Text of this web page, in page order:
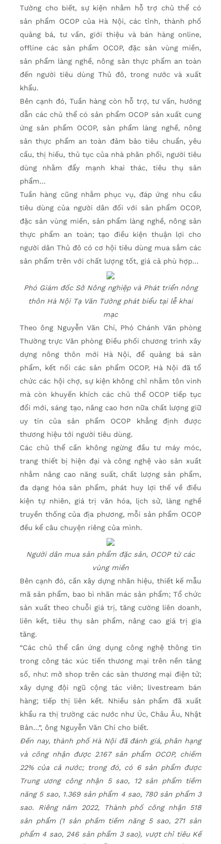
Tường cho biết, sự kiện nhằm hỗ trợ chủ thể có
sản phẩm OCOP của Hà Nội, các tỉnh, thành phố
quảng bá, tư vấn, giới thiệu và bán hàng online,
offline các sản phẩm OCOP, đặc sản vùng miền,
sản phẩm làng nghề, nông sản thực phẩm an toàn
đến người tiêu dùng Thủ đô, trong nước và xuất
khẩu.
Bên cạnh đó, Tuần hàng còn hỗ trợ, tư vấn, hướng
dẫn các chủ thể có sản phẩm OCOP sản xuất cung
ứng sản phẩm OCOP, sản phẩm làng nghề, nông
sản thực phẩm an toàn đảm bảo tiêu chuẩn, yêu
cầu, thị hiếu, thủ tục của nhà phân phối, người tiêu
dùng nhằm đẩy mạnh khai thác, tiêu thụ sản
phẩm…
Tuần hàng cũng nhằm phục vụ, đáp ứng nhu cầu
tiêu dùng của người dân đối với sản phẩm OCOP,
đặc sản vùng miền, sản phẩm làng nghề, nông sản
thực phẩm an toàn; tạo điều kiện thuận lợi cho
người dân Thủ đô có cơ hội tiêu dùng mua sắm các
sản phẩm trên với chất lượng tốt, giá cả phù hợp…
Phó Giám đốc Sở Nông nghiệp và Phát triển nông
thôn Hà Nội Tạ Văn Tường phát biểu tại lễ khai
mạc
Theo ông Nguyễn Văn Chí, Phó Chánh Văn phòng
Thường trực Văn phòng Điều phối chương trình xây
dựng nông thôn mới Hà Nội, để quảng bá sản
phẩm, kết nối các sản phẩm OCOP, Hà Nội đã tổ
chức các hội chợ, sự kiện không chỉ nhằm tôn vinh
mà còn khuyến khích các chủ thể OCOP tiếp tục
đổi mới, sáng tạo, nâng cao hơn nữa chất lượng giữ
uy tín của sản phẩm OCOP khẳng định được
thương hiệu tới người tiêu dùng.
Các chủ thể cần không ngừng đầu tư máy móc,
trang thiết bị hiện đại và công nghệ vào sản xuất
nhằm nâng cao năng suất, chất lượng sản phẩm,
đa dạng hóa sản phẩm, phát huy lợi thế về điều
kiện tự nhiên, giá trị văn hóa, lịch sử, làng nghề
truyền thống của địa phương, mỗi sản phẩm OCOP
đều kể câu chuyện riêng của mình.
Người dân mua sản phẩm đặc sản, OCOP từ các
vùng miền
Bên cạnh đó, cần xây dựng nhãn hiệu, thiết kế mẫu
mã sản phẩm, bao bì nhãn mác sản phẩm; Tổ chức
sản xuất theo chuỗi giá trị, tăng cường liên doanh,
liên kết, tiêu thụ sản phẩm, nâng cao giá trị gia
tăng.
“Các chủ thể cần ứng dụng công nghệ thông tin
trong công tác xúc tiến thương mại trên nền tảng
số, như: mở shop trên các sàn thương mại điện tử;
xây dựng đội ngũ cộng tác viên; livestream bán
hàng; tiếp thị liên kết. Nhiều sản phẩm đã xuất
khẩu ra thị trường các nước như Úc, Châu Âu, Nhật
Bản…”, ông Nguyễn Văn Chí cho biết.
Đến nay, thành phố Hà Nội đã đánh giá, phân hạng
và công nhận được 2.167 sản phẩm OCOP, chiếm
22% của cả nước; trong đó, có 6 sản phẩm được
Trung ương công nhận 5 sao, 12 sản phẩm tiềm
năng 5 sao, 1.369 sản phẩm 4 sao, 780 sản phẩm 3
sao. Riêng năm 2022, Thành phố công nhận 518
sản phẩm (1 sản phầm tiềm năng 5 sao, 271 sản
phẩm 4 sao, 246 sản phẩm 3 sao), vượt chỉ tiêu Kế